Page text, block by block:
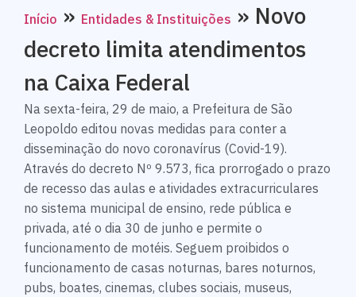
Início » Entidades & Instituições » Novo
decreto limita atendimentos
na Caixa Federal
Na sexta-feira, 29 de maio, a Prefeitura de São
Leopoldo editou novas medidas para conter a
disseminação do novo coronavírus (Covid-19).
Através do decreto Nº 9.573, fica prorrogado o prazo
de recesso das aulas e atividades extracurriculares
no sistema municipal de ensino, rede pública e
privada, até o dia 30 de junho e permite o
funcionamento de motéis. Seguem proibidos o
funcionamento de casas noturnas, bares noturnos,
pubs, boates, cinemas, clubes sociais, museus,